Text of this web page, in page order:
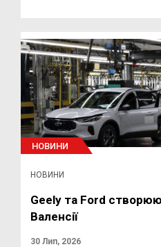
НОВИНИ
НОВИНИ
Geely та Ford
Валенсії
30 Лип, 2026